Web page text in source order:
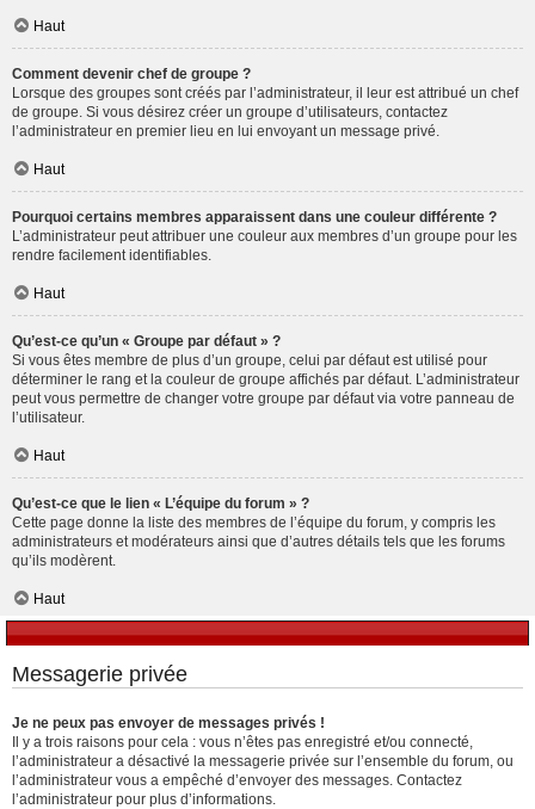
Haut
Comment devenir chef de groupe ?
Lorsque des groupes sont créés par l’administrateur, il leur est attribué un chef
de groupe. Si vous désirez créer un groupe d’utilisateurs, contactez
l’administrateur en premier lieu en lui envoyant un message privé.
Haut
Pourquoi certains membres apparaissent dans une couleur différente ?
L’administrateur peut attribuer une couleur aux membres d’un groupe pour les
rendre facilement identifiables.
Haut
Qu’est-ce qu’un « Groupe par défaut » ?
Si vous êtes membre de plus d’un groupe, celui par défaut est utilisé pour
déterminer le rang et la couleur de groupe affichés par défaut. L’administrateur
peut vous permettre de changer votre groupe par défaut via votre panneau de
l’utilisateur.
Haut
Qu’est-ce que le lien « L’équipe du forum » ?
Cette page donne la liste des membres de l’équipe du forum, y compris les
administrateurs et modérateurs ainsi que d’autres détails tels que les forums
qu’ils modèrent.
Haut
Messagerie privée
Je ne peux pas envoyer de messages privés !
Il y a trois raisons pour cela : vous n’êtes pas enregistré et/ou connecté,
l’administrateur a désactivé la messagerie privée sur l’ensemble du forum, ou
l’administrateur vous a empêché d’envoyer des messages. Contactez
l’administrateur pour plus d’informations.